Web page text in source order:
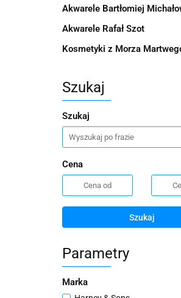
Akwarele Bartłomiej
Akwarele Rafał Szot
Kosmetyki z Morza
Szukaj
Szukaj
Cena
Szukaj
Parametry
Marka